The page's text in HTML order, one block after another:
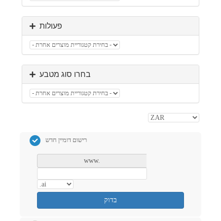
פעולות
בחרו סוג מטבע
רישום דומיין חדש
www.
בדוק